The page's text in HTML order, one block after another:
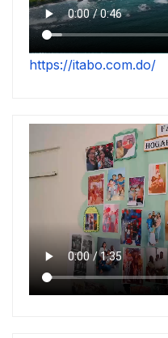
https://itabo.com.do/